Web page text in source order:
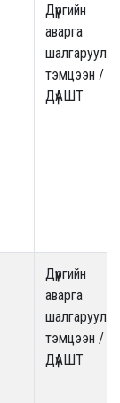
Дүүргийн
аварга
шалгаруулах
тэмцээн /
ДүАШТ
Дүүргийн
аварга
шалгаруулах
тэмцээн /
ДүАШТ